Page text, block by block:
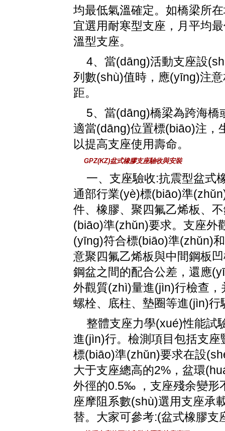
均最低氣溫確定。如橋梁
宜選用耐寒型支座，月平均
溫型支座。
4、當(dāng)活動支座設
列數(shù)值時，應(yīng)
距。
5、當(dāng)橋梁為跨海橋
適當(dāng)位置標(biāo)注，
以提高支座使用壽命。
GPZ(KZ)盆式橡膠支座驗收與安裝
一、支座驗收:抗震型盆
通部行業(yè)標(biāo)準(zhǔn)
件、橡膠、聚四氟乙烯板
(biāo)準(zhǔn)要求。支座
(yīng)符合標(biāo)準(zhǔn)
意聚四氟乙烯板與中間鋼板凹
鋼盆之間的配合公差，還應
外觀質(zhì)量進(jìn)行檢查
螺栓、底柱、墊圈等進(jìn)行
整體支座力學(xué)性能試
進(jìn)行。檢測項目包括支座
標(biāo)準(zhǔn)要求在設
大于支座總高的2%，盆環
外徑的0.5‰ ，支座殘余
座摩阻系數(shù)選用支座承
替。大家可參考:(盆式橡